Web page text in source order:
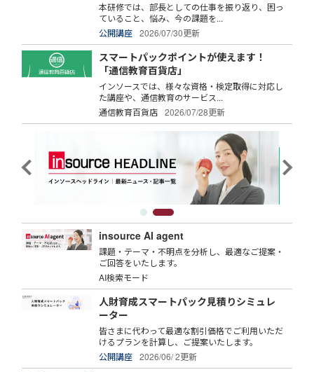
本研修では、部長としての仕事を振り返り、困っ
ていること、悩み、今の課題を...
公開講座
2026/07/30更新
スマートパックポイントが使えます！
「通信教育百貨店」
インソースでは、様々な資格・検定取得に対応し
た講座や、通信教育のサービス...
通信教育百貨店
2026/07/28更新
insource AI agent
課題・テーマ・不明点を分析し、最適なご提案・
ご回答をいたします。
AI検索モード
人財育成スマートパック見積りシミュレ
ーター
皆さまに代わって最適な割引価格でご利用いただ
けるプランを計算し、ご提案いたします。
公開講座
2026/06/ 2更新